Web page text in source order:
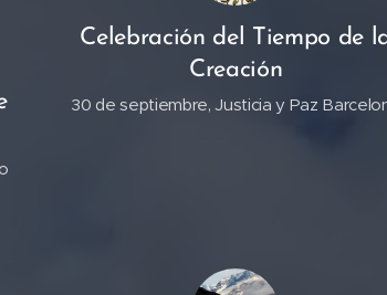
Celebración del Tiempo de
Creación
30 de septiembre, Justicia y Paz